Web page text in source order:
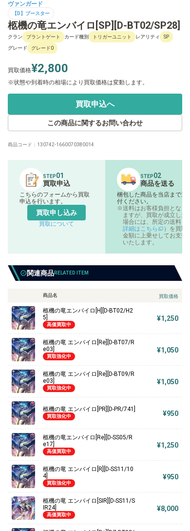
ヴァンガード
【D】ブースター
柩機の竜エンバイロ[SP][D-BT02/SP28]
クラン ブラントゲート カード種別 トリガーユニット レアリティ SP
グレード グレード0
買取価格¥2,800
状態や到着時の相場により買取価格は変動します。
買取申込へ
この商品に関するお問い合わせ
商品コード： 130742-1660070380014
STEP01
買取申込
こちらのフォームから買取
申込を行います。
買取申し込み
買取について
STEP02
商品を送る
梱包した商品を当店まで送
付ください。
送料はお客様負担となり
ますが、買取が成立した
場合には、所定の送料（
詳細はこちら
）を買取
金額に上乗せしてお支払
いたします。
関連商品RELATED ITEM
商品名 買取価格
柩機の竜エンバイロ[H][D-BT02/H2
5]
高価買取中
¥1,250
柩機の竜 エンバイロ[Re][D-BT07/R
e03]
買取強化中
¥1,050
柩機の竜 エンバイロ[Re][D-BT09/R
e03]
買取強化中
¥1,050
柩機の竜 エンバイロ[PR][D-PR/741]
買取強化中 ¥950
柩機の竜エンバイロ[Re][D-SS05/R
e17]
高価買取中
¥1,250
柩機の竜 エンバイロ[R][D-SS11/10
4]
買取強化中
¥950
柩機の竜 エンバイロ[SIR][D-SS11/S
IR24]
高価買取中
¥8,000